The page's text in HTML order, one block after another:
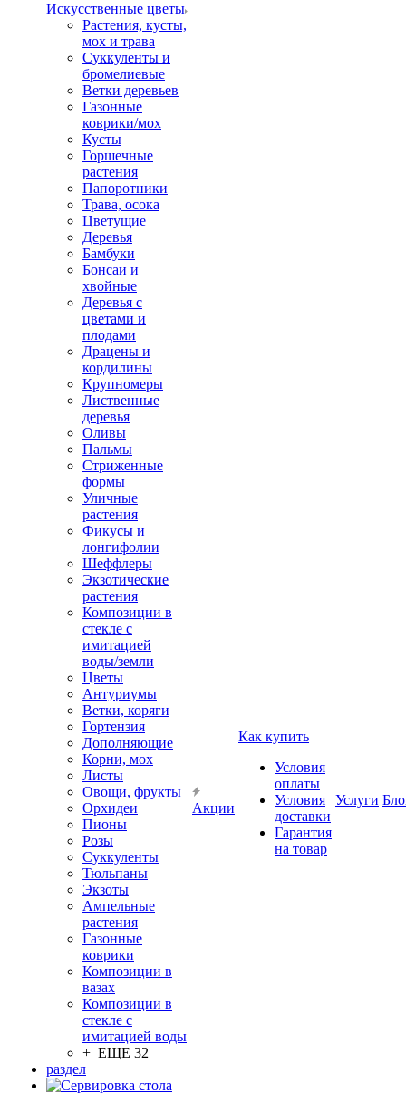
Искусственные цветы
Растения, кусты,
мох и трава
Суккуленты и
бромелиевые
Ветки деревьев
Газонные
коврики/мох
Кусты
Горшечные
растения
Папоротники
Трава, осока
Цветущие
Деревья
Бамбуки
Бонсаи и
хвойные
Деревья с
цветами и
плодами
Драцены и
кордилины
Крупномеры
Лиственные
деревья
Оливы
Пальмы
Стриженные
формы
Уличные
растения
Фикусы и
лонгифолии
Шеффлеры
Экзотические
растения
Композиции в
стекле с
имитацией
воды/земли
Цветы
Антуриумы
Ветки, коряги
Гортензия
Дополняющие
Корни, мох
Листы
Овощи, фрукты
Орхидеи
Пионы
Розы
Суккуленты
Тюльпаны
Экзоты
Ампельные
растения
Газонные
коврики
Композиции в
вазах
Композиции в
стекле с
имитацией воды
+ ЕЩЕ 32
раздел
Акции
Как купить
Условия
оплаты
Условия
доставки
Гарантия
на товар
Услуги